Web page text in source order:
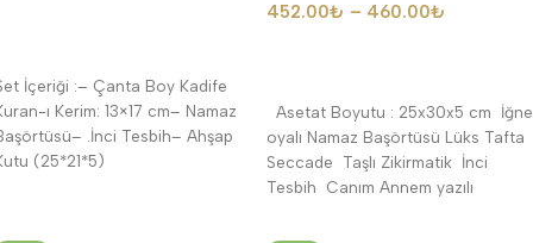
İçeriği :– Çanta Boy Kadife
ı Kerim: 13×17 cm– Namaz
.İnci Tesbih– Ahşap
(25*21*5)
Başörtüsü Seti
452.00₺ – 460.00₺
Asetat Boyutu : 25x30x5 cm İğne
oyalı Namaz Başörtüsü Lüks Tafta
Seccade Taşlı Zikirmatik İnci
Tesbih Canım Annem yazılı